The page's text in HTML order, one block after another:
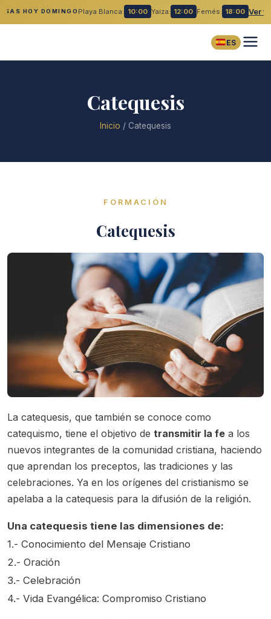
HOY DOMINGO Playa Blanca: 10:00 Yaiza: 12:00 Femés: 18:00 Ver
ES
Catequesis
Inicio / Catequesis
FORMACIÓN
Catequesis
La catequesis, que también se conoce como
catequismo, tiene el objetivo de transmitir la fe a los
nuevos integrantes de la comunidad cristiana, haciendo
que aprendan los preceptos, las tradiciones y las
celebraciones. Ya en los orígenes del cristianismo se
apelaba a la catequesis para la difusión de la religión.
Una catequesis tiene las dimensiones de:
1.- Conocimiento del Mensaje Cristiano
2.- Oración
3.- Celebración
4.- Vida Evangélica: Compromiso Cristiano